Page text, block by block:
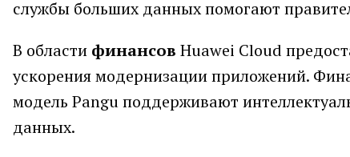
службы больших данных помогают
В области финансов Huawei Cloud
ускорения модернизации приложений.
модель Pangu поддерживают
данных.